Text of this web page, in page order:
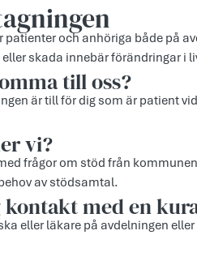
patienter och anhöriga både på
skada innebär förändringar i
till oss?
är till för dig som är patient
vi?
frågor om stöd från
av stödsamtal.
med en
eller läkare på avdelningen